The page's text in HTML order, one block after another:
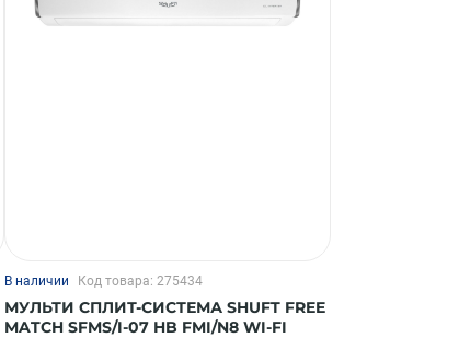
В наличии Код товара: 275434
МУЛЬТИ СПЛИТ-СИСТЕМА SHUFT FREE
MATCH SFMS/I-07 HB FMI/N8 WI-FI